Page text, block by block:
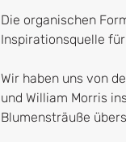
Die organischen
Inspirationsquelle
Wir haben uns von
und William Morris
Blumensträuße